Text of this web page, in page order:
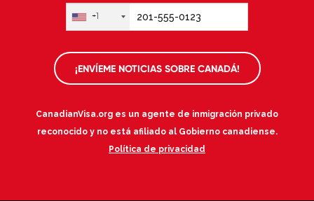
+1
¡ENVÍEME NOTICIAS SOBRE CANADÁ!
CanadianVisa.org es un agente de inmigración privado
reconocido y no está afiliado al Gobierno canadiense.
Política de privacidad